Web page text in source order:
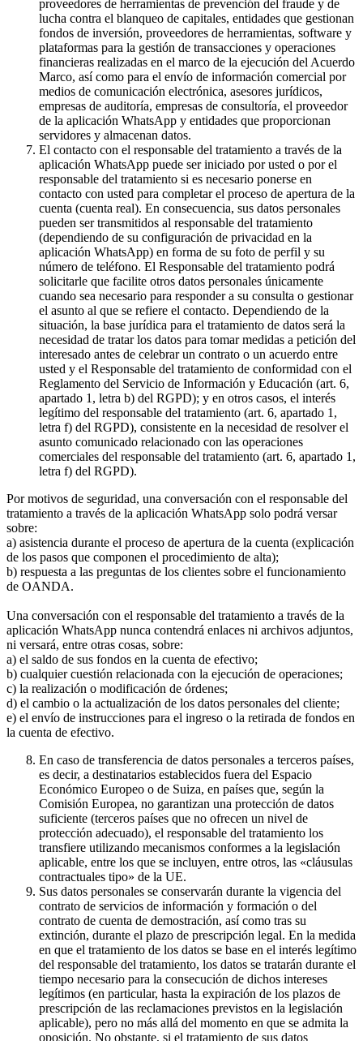
proveedores de herramientas de prevención del fraude y de
lucha contra el blanqueo de capitales, entidades que gestionan
fondos de inversión, proveedores de herramientas, software y
plataformas para la gestión de transacciones y operaciones
financieras realizadas en el marco de la ejecución del Acuerdo
Marco, así como para el envío de información comercial por
medios de comunicación electrónica, asesores jurídicos,
empresas de auditoría, empresas de consultoría, el proveedor
de la aplicación WhatsApp y entidades que proporcionan
servidores y almacenan datos.
El contacto con el responsable del tratamiento a través de la
aplicación WhatsApp puede ser iniciado por usted o por el
responsable del tratamiento si es necesario ponerse en
contacto con usted para completar el proceso de apertura de la
cuenta (cuenta real). En consecuencia, sus datos personales
pueden ser transmitidos al responsable del tratamiento
(dependiendo de su configuración de privacidad en la
aplicación WhatsApp) en forma de su foto de perfil y su
número de teléfono. El Responsable del tratamiento podrá
solicitarle que facilite otros datos personales únicamente
cuando sea necesario para responder a su consulta o gestionar
el asunto al que se refiere el contacto. Dependiendo de la
situación, la base jurídica para el tratamiento de datos será la
necesidad de tratar los datos para tomar medidas a petición del
interesado antes de celebrar un contrato o un acuerdo entre
usted y el Responsable del tratamiento de conformidad con el
Reglamento del Servicio de Información y Educación (art. 6,
apartado 1, letra b) del RGPD); y en otros casos, el interés
legítimo del responsable del tratamiento (art. 6, apartado 1,
letra f) del RGPD), consistente en la necesidad de resolver el
asunto comunicado relacionado con las operaciones
comerciales del responsable del tratamiento (art. 6, apartado 1,
letra f) del RGPD).
Por motivos de seguridad, una conversación con el responsable del
tratamiento a través de la aplicación WhatsApp solo podrá versar
sobre:
a) asistencia durante el proceso de apertura de la cuenta (explicación
de los pasos que componen el procedimiento de alta);
b) respuesta a las preguntas de los clientes sobre el funcionamiento
de OANDA.
Una conversación con el responsable del tratamiento a través de la
aplicación WhatsApp nunca contendrá enlaces ni archivos adjuntos,
ni versará, entre otras cosas, sobre:
a) el saldo de sus fondos en la cuenta de efectivo;
b) cualquier cuestión relacionada con la ejecución de operaciones;
c) la realización o modificación de órdenes;
d) el cambio o la actualización de los datos personales del cliente;
e) el envío de instrucciones para el ingreso o la retirada de fondos en
la cuenta de efectivo.
En caso de transferencia de datos personales a terceros países,
es decir, a destinatarios establecidos fuera del Espacio
Económico Europeo o de Suiza, en países que, según la
Comisión Europea, no garantizan una protección de datos
suficiente (terceros países que no ofrecen un nivel de
protección adecuado), el responsable del tratamiento los
transfiere utilizando mecanismos conformes a la legislación
aplicable, entre los que se incluyen, entre otros, las «cláusulas
contractuales tipo» de la UE.
Sus datos personales se conservarán durante la vigencia del
contrato de servicios de información y formación o del
contrato de cuenta de demostración, así como tras su
extinción, durante el plazo de prescripción legal. En la medida
en que el tratamiento de los datos se base en el interés legítimo
del responsable del tratamiento, los datos se tratarán durante el
tiempo necesario para la consecución de dichos intereses
legítimos (en particular, hasta la expiración de los plazos de
prescripción de las reclamaciones previstos en la legislación
aplicable), pero no más allá del momento en que se admita la
oposición. No obstante, si el tratamiento de sus datos